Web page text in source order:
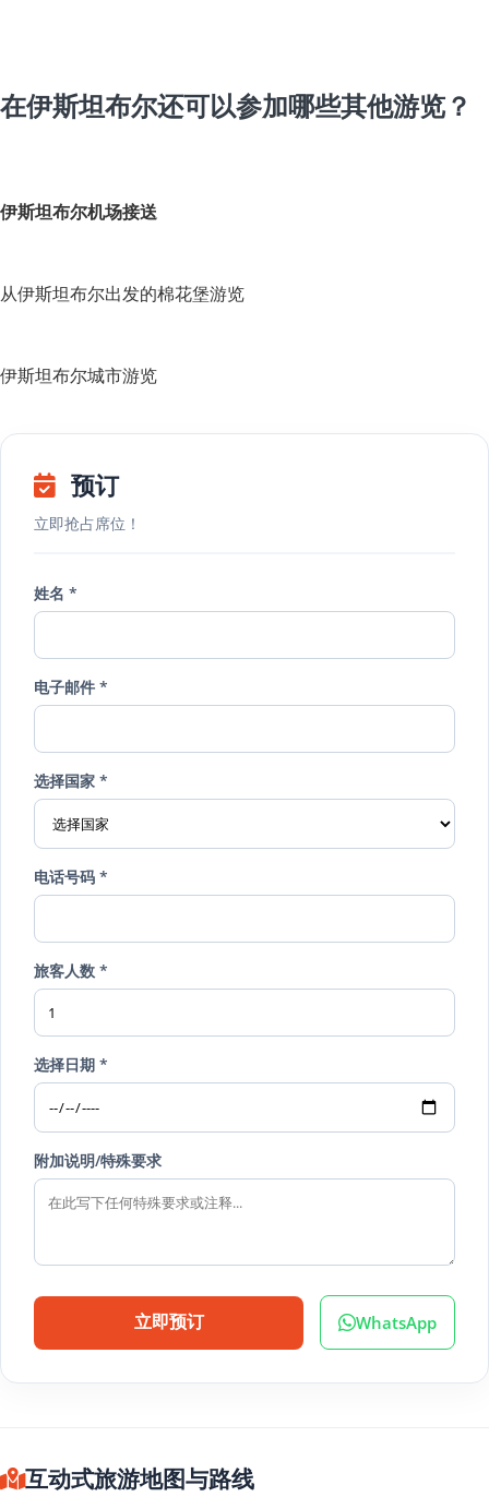
在伊斯坦布尔还可以参加哪些其他游览？
伊斯坦布尔机场接送
从伊斯坦布尔出发的棉花堡游览
伊斯坦布尔城市游览
预订
立即抢占席位！
姓名 *
电子邮件 *
选择国家 *
电话号码 *
旅客人数 *
选择日期 *
附加说明/特殊要求
立即预订 WhatsApp
互动式旅游地图与路线